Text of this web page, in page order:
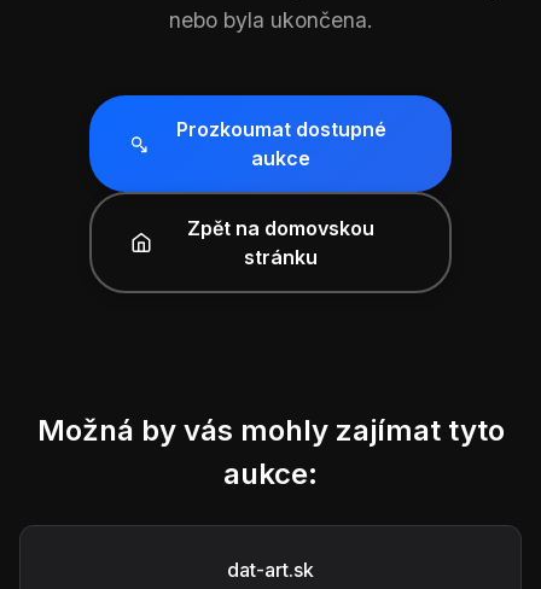
nebo byla ukončena.
Prozkoumat dostupné
aukce
Zpět na domovskou
stránku
Možná by vás mohly zajímat tyto
aukce:
dat-art.sk